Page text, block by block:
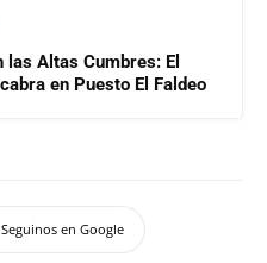
las Altas Cumbres: El
en Puesto El Faldeo
en Google